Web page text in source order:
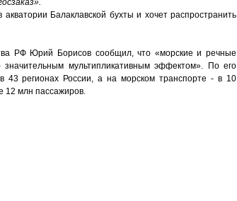
Балаклавской бухты и хочет распространить
РФ Юрий Борисов сообщил, что «морские и речные
мультипликативным эффектом». По его
43 регионах России, а на морском транспорте - в 10
12 млн пассажиров.